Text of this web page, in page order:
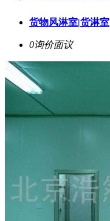
货物风淋室|货淋室
0询价面议